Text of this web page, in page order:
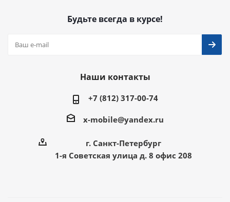
Будьте всегда в курсе!
Наши контакты
+7 (812) 317-00-74
x-mobile@yandex.ru
г. Санкт-Петербург
1-я Советская улица д. 8 офис 208